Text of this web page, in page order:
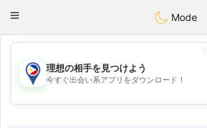
PhilippinesChat
Toggle
Mode
💖
💕
理想の相手を見つけよう
今すぐ出会い系アプリをダウンロード！